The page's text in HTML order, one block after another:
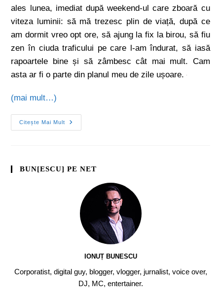
ales lunea, imediat după weekend-ul care zboară cu
viteza luminii: să mă trezesc plin de viață, după ce
am dormit vreo opt ore, să ajung la fix la birou, să fiu
zen în ciuda traficului pe care l-am îndurat, să iasă
rapoartele bine și să zâmbesc cât mai mult. Cam
asta ar fi o parte din planul meu de zile ușoare.
(mai mult…)
Citește Mai Mult
BUN[ESCU] PE NET
IONUȚ BUNESCU
Corporatist, digital guy, blogger, vlogger, jurnalist, voice over,
DJ, MC, entertainer.